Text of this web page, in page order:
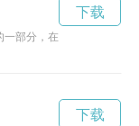
部分，在日常生活中离
下载
下载